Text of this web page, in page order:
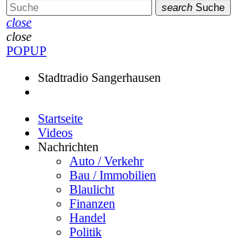
search Suche
close
close
POPUP
Stadtradio Sangerhausen
Startseite
Videos
Nachrichten
Auto / Verkehr
Bau / Immobilien
Blaulicht
Finanzen
Handel
Politik